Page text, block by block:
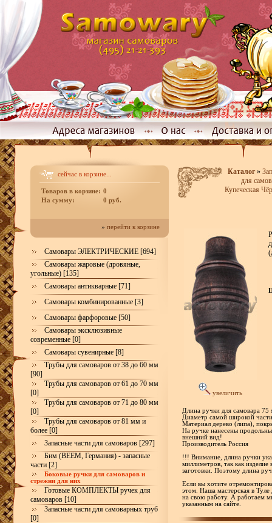
сейчас в корзине...
Товаров в корзине: 0
На сумму:
0 руб.
» перейти к корзине
Самовары ЭЛЕКТРИЧЕСКИЕ [694]
Самовары жаровые (дровяные,
угольные) [135]
Самовары антикварные [71]
Самовары комбинированные [3]
Самовары фарфоровые [50]
Самовары эксклюзивные
современные [0]
Самовары сувенирные [8]
Трубы для самоваров от 38 до 60 мм
[90]
Трубы для самоваров от 61 до 70 мм
[0]
Трубы для самоваров от 71 до 80 мм
[0]
Трубы для самоваров от 81 мм и
более [0]
Запасные части для самоваров [297]
Бим (BEEM, Германия) - запасные
части [2]
Боковые ручки для самоваров и
стрежни для них
Готовые КОМПЛЕКТЫ ручек для
самоваров [10]
Запасные части для самоварных труб
[0]
Каталог»
для
Купеческая
увеличить
Длина ручки для самовара 75
Диаметр самой широкой
Материал дерево (липа),
На ручке нанесены
внешний вид!
Производитель Россия
!!! Внимание, длина ручки
миллиметров, так как
заготовки. Поэтому длина
Если вы хотите
этом. Наша мастерская в
на свою работу. А работаем
указанным на сайте.